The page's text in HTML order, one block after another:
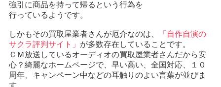
強引に商品を持って帰るという行為を
行っているようです。
しかもその買取屋業者さんが厄介なのは、
「自作自演の
サクラ評判サイト」 が多数存在していることです。
ＣＭ放送しているオーディオの買取屋業者さんだから安
心？綺麗なホームページで、早い高い、全国対応、１０
周年、キャンペーン中などの耳触りのよい言葉が並びま
す。